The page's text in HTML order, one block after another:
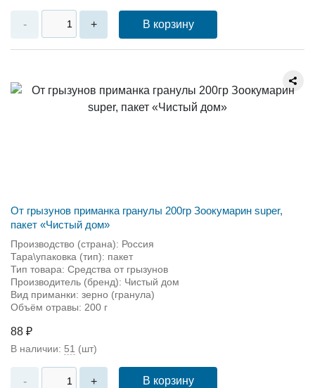
- + В корзину
От грызунов приманка гранулы 200гр Зоокумарин super,
пакет «Чистый дом»
Производство (страна): Россия
Тара\упаковка (тип): пакет
Тип товара: Средства от грызунов
Производитель (бренд): Чистый дом
Вид приманки: зерно (гранула)
Объём отравы: 200 г
88 ₽
В наличии: 51 (шт)
- + В корзину